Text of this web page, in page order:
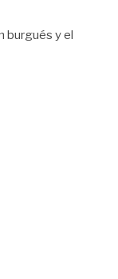
burgués y el